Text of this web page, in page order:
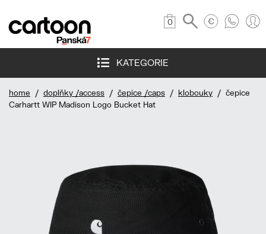
0
KATEGORIE
home / doplňky /access / čepice /caps / klobouky / čepice
Carhartt WIP Madison Logo Bucket Hat